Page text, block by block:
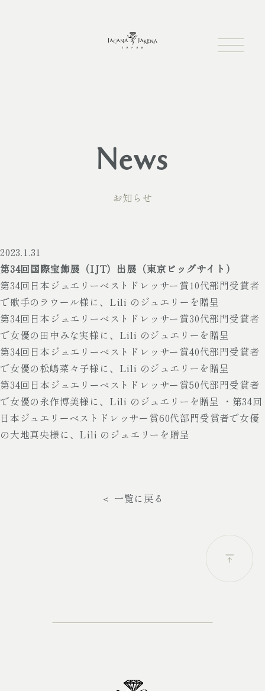
News
お知らせ
2023.1.31
第34回国際宝飾展（IJT）出展（東京ビッグサイト）
第34回日本ジュエリーベストドレッサー賞10代部門受賞者
で歌手のラウール様に、Lili のジュエリーを贈呈
第34回日本ジュエリーベストドレッサー賞30代部門受賞者
で女優の田中みな実様に、Lili のジュエリーを贈呈
第34回日本ジュエリーベストドレッサー賞40代部門受賞者
で女優の松嶋菜々子様に、Lili のジュエリーを贈呈
第34回日本ジュエリーベストドレッサー賞50代部門受賞者
で女優の永作博美様に、Lili のジュエリーを贈呈 ・第34回
日本ジュエリーベストドレッサー賞60代部門受賞者で女優
の大地真央様に、Lili のジュエリーを贈呈
＜ 一覧に戻る